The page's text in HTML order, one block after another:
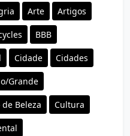
Arte Artigos
BBB
Cidade Cidades
Grande
Beleza Cultura